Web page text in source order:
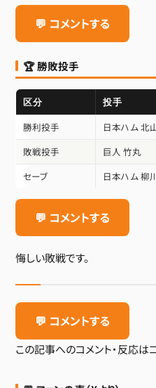
💬 コメントする
🏆 勝敗投手
区分 投手
勝利投手
日本ハム 北
敗戦投手
巨人 竹丸
セーブ
日本ハム 柳
💬 コメントする
悔しい敗戦です。
💬 コメントする
この記事へのコメント・反応は